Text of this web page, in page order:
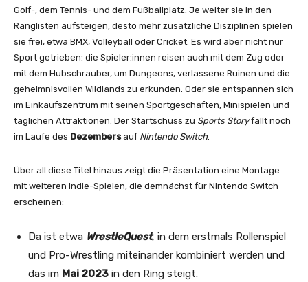
Golf-, dem Tennis- und dem Fußballplatz. Je weiter sie in den
Ranglisten aufsteigen, desto mehr zusätzliche Disziplinen spielen
sie frei, etwa BMX, Volleyball oder Cricket. Es wird aber nicht nur
Sport getrieben: die Spieler:innen reisen auch mit dem Zug oder
mit dem Hubschrauber, um Dungeons, verlassene Ruinen und die
geheimnisvollen Wildlands zu erkunden. Oder sie entspannen sich
im Einkaufszentrum mit seinen Sportgeschäften, Minispielen und
täglichen Attraktionen. Der Startschuss zu Sports Storyfällt noch
im Laufe des Dezembersauf Nintendo Switch
Über all diese Titel hinaus zeigt die Präsentation eine Montage
mit weiteren Indie-Spielen, die demnächst für Nintendo Switch
erscheinen:
Da ist etwa WrestleQuest, in dem erstmals Rollenspiel
und Pro-Wrestling miteinander kombiniert werden und
das im Mai 2023 in den Ring steigt.